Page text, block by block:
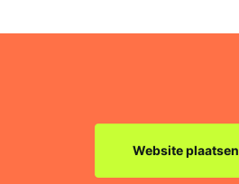
Website plaatsen